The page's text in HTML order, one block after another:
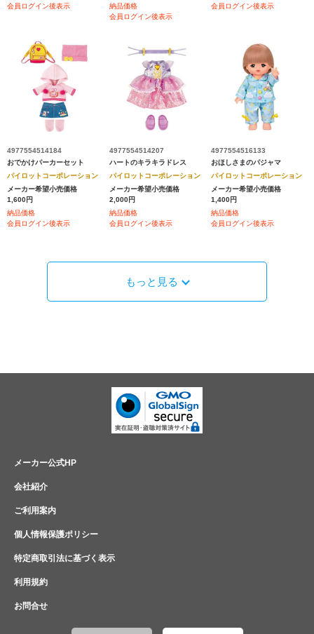
会員ログイン後表示
納品価格
会員ログイン後表示
会員ログイン後表示
4977554514184
おでかけパーカーセット
パイロットコーポレーション
メーカー希望小売価格
1,600円
納品価格
会員ログイン後表示
4977554514207
ハートのキラキラドレス
パイロットコーポレーション
メーカー希望小売価格
2,000円
納品価格
会員ログイン後表示
4977554516133
おほしさまのパジャマ
パイロットコーポレーション
メーカー希望小売価格
1,400円
納品価格
会員ログイン後表示
もっと見る
メーカー公式HP
会社紹介
ご利用案内
個人情報保護ポリシー
特定商取引法に基づく表示
利用規約
お問合せ